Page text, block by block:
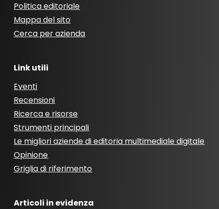
Politica editoriale
Mappa del sito
Cerca per azienda
Link utili
Eventi
Recensioni
Ricerca e risorse
Strumenti principali
Le migliori aziende di editoria multimediale digitale
Opinione
Griglia di riferimento
Articoli in evidenza